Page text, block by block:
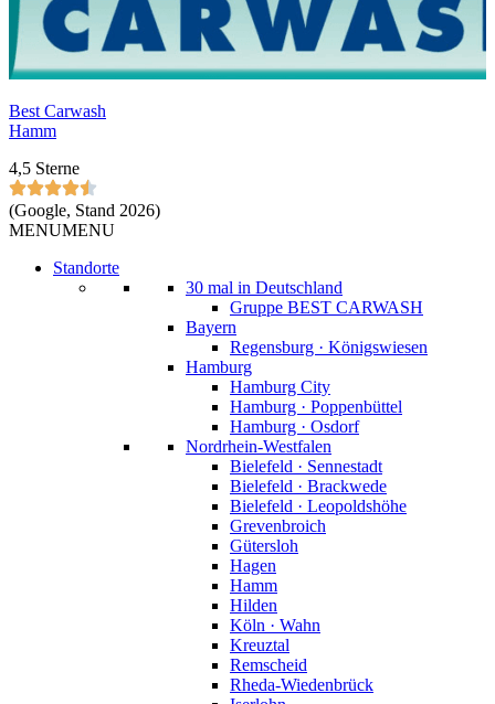
Best Carwash
Hamm
4,5 Sterne
(Google, Stand 2026)
MENUMENU
Standorte
30 mal in Deutschland
Gruppe BEST CARWASH
Bayern
Regensburg · Königswiesen
Hamburg
Hamburg City
Hamburg · Poppenbüttel
Hamburg · Osdorf
Nordrhein-Westfalen
Bielefeld · Sennestadt
Bielefeld · Brackwede
Bielefeld · Leopoldshöhe
Grevenbroich
Gütersloh
Hagen
Hamm
Hilden
Köln · Wahn
Kreuztal
Remscheid
Rheda-Wiedenbrück